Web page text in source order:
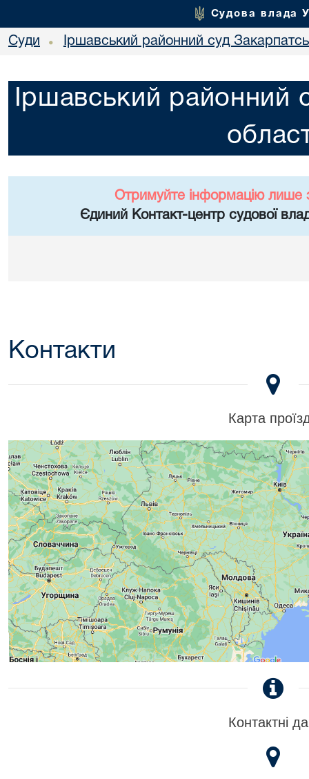
Судова влада
Суди • Іршавський районний суд
Іршавський районний
Отримуйте інформацію лише
Єдиний Контакт-центр судової
Контакти
Карта
Контактні